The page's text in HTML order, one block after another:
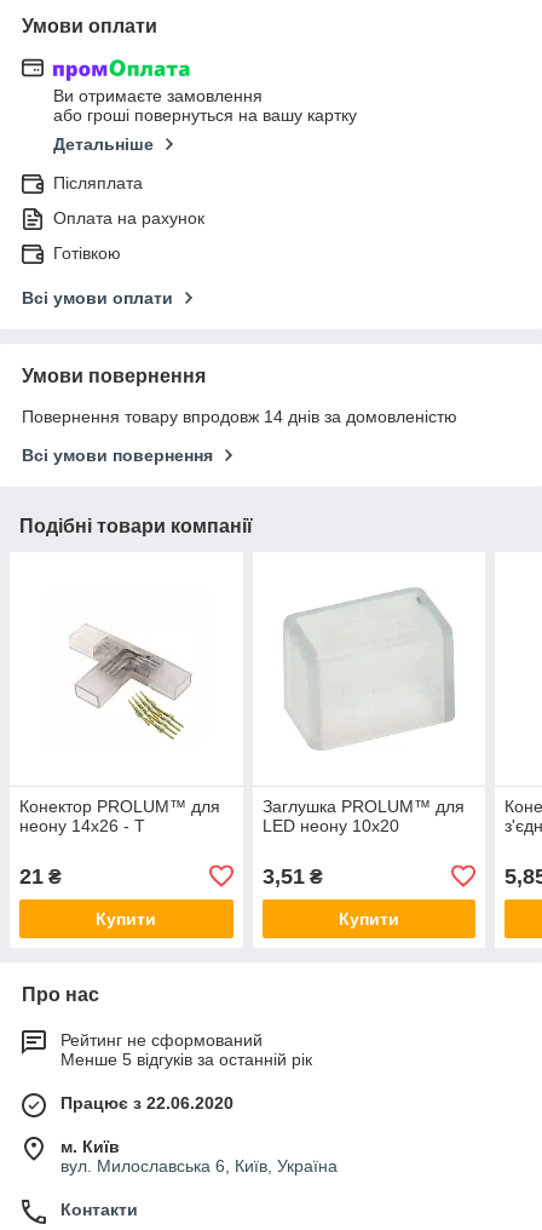
Умови оплати
Ви отримаєте замовлення
або гроші повернуться на вашу картку
Детальніше
Післяплата
Оплата на рахунок
Готівкою
Всі умови оплати
Умови повернення
Повернення товару впродовж 14 днів за домовленістю
Всі умови повернення
Подібні товари компанії
Конектор PROLUM™ для
неону 14х26 - T
21 ₴
Купити
Заглушка PROLUM™ для
LED неону 10х20
3,51₴
Купити
Про нас
Рейтинг не сформований
Менше 5 відгуків за останній рік
Працює з 22.06.2020
м. Київ
вул. Милославська 6, Київ, Україна
Контакти